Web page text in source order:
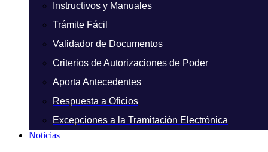
Instructivos y Manuales
Trámite Fácil
Validador de Documentos
Criterios de Autorizaciones de Poder
Aporta Antecedentes
Respuesta a Oficios
Excepciones a la Tramitación Electrónica
Noticias